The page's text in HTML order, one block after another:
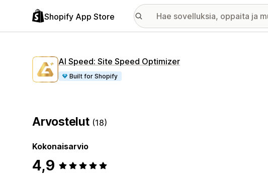
Shopify App Store
AI Speed: Site Speed Optimizer
Built for Shopify
Arvostelut (18)
Kokonaisarvio
4,9